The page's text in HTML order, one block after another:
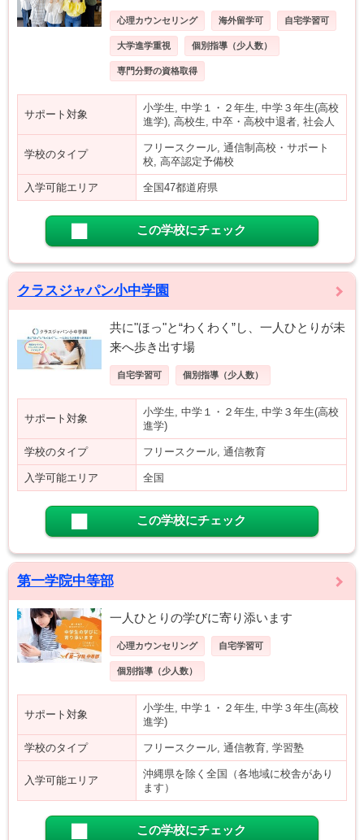
心理カウンセリング 海外留学可 自宅学習可
大学進学重視 個別指導（少人数）
専門分野の資格取得
サポート対象
小学生, 中学１・２年生, 中学３年生(高校
進学), 高校生, 中卒・高校中退者, 社会人
学校のタイプ
フリースクール, 通信制高校・サポート
校, 高卒認定予備校
入学可能エリア 全国47都道府県
この学校にチェック
クラスジャパン小中学園
共に"ほっ"と“わくわく”し、一人ひとりが未
来へ歩き出す場
自宅学習可 個別指導（少人数）
サポート対象
小学生, 中学１・２年生, 中学３年生(高校
進学)
学校のタイプ フリースクール, 通信教育
入学可能エリア 全国
この学校にチェック
第一学院中等部
一人ひとりの学びに寄り添います
心理カウンセリング 自宅学習可
個別指導（少人数）
サポート対象
小学生, 中学１・２年生, 中学３年生(高校
進学)
学校のタイプ フリースクール, 通信教育, 学習塾
入学可能エリア
沖縄県を除く全国（各地域に校舎があり
ます）
この学校にチェック